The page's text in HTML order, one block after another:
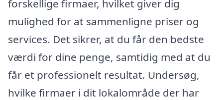
forskellige firmaer, hvilket giver dig
mulighed for at sammenligne priser og
services. Det sikrer, at du får den bedste
værdi for dine penge, samtidig med at du
får et professionelt resultat. Undersøg,
hvilke firmaer i dit lokalområde der har